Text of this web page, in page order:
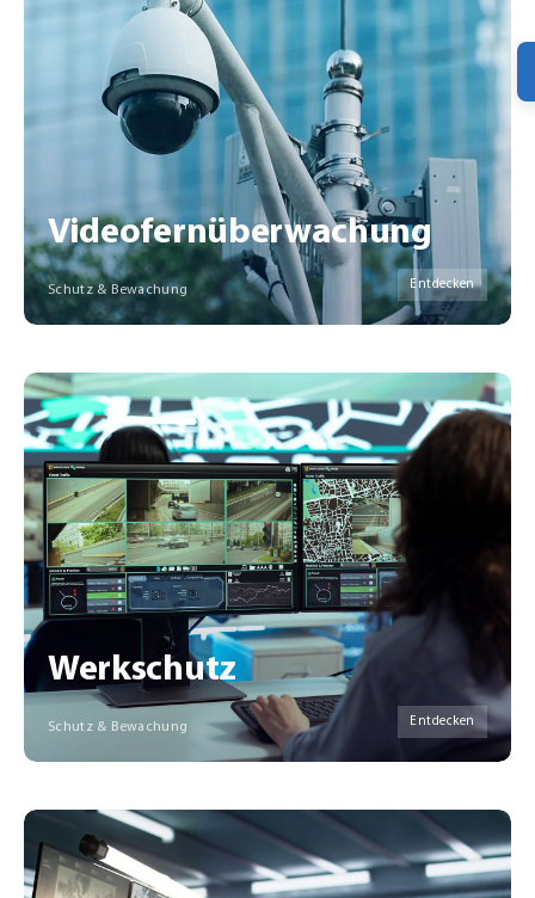
Videofernüberwachung
Schutz & Bewachung Entdecken
Werkschutz
Schutz & Bewachung Entdecken